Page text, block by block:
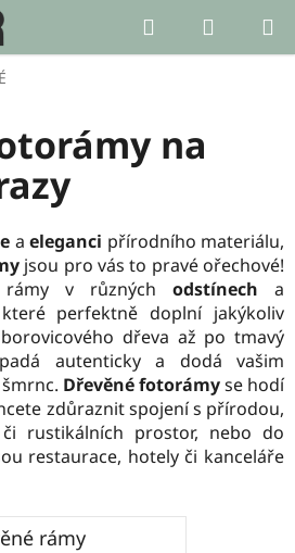
Hledat
KOŠÍK
na
aeleganci přírodního materiálu,
jsou pro vás to pravé ořechové!
v různých odstínech a
perfektně doplní jakýkoliv
dřeva až po tmavý
autenticky a dodá vašim
Dřevěné fotorámyse hodí
zdůraznit spojení s přírodou,
rustikálních prostor, nebo do
restaurace, hotely či kanceláře
rámy